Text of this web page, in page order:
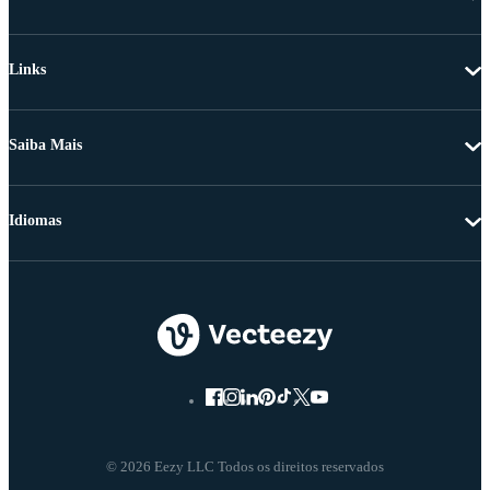
Links
Saiba Mais
© 2026 Eezy LLC Todos os direitos reservados
Idiomas